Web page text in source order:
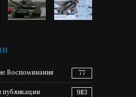
Воспоминания 77
983